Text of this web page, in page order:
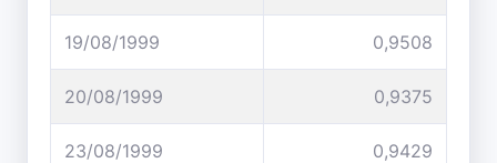
19/08/1999 0,9508
20/08/1999 0,9375
23/08/1999 0,9429